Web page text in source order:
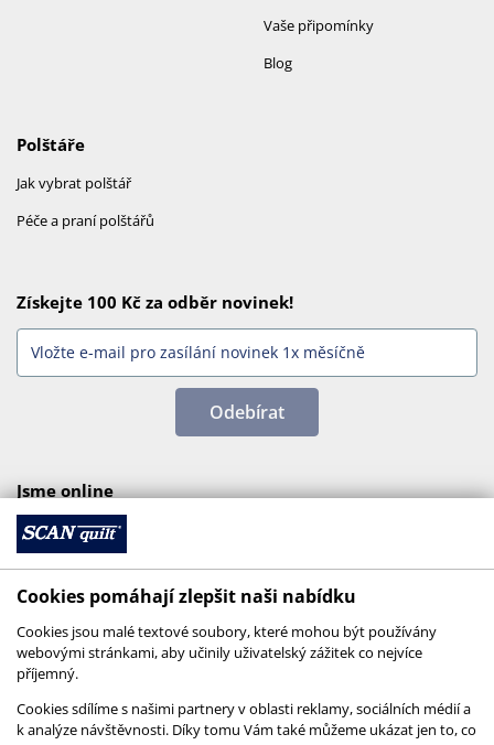
Vaše připomínky
Blog
Polštáře
Jak vybrat polštář
Péče a praní polštářů
Získejte 100 Kč za odběr novinek!
Odebírat
Jsme online
Cookies pomáhají zlepšit naši nabídku
Cookies jsou malé textové soubory, které mohou být používány
webovými stránkami, aby učinily uživatelský zážitek co nejvíce
příjemný.
Cookies sdílíme s našimi partnery v oblasti reklamy, sociálních médií a
k analýze návštěvnosti. Díky tomu Vám také můžeme ukázat jen to, co